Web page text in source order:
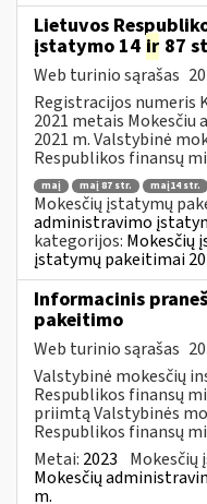
Lietuvos
įstatymo 14 ir 87
Web turinio sąrašas
Registracijos numeris
2021 metais
2021 m. Valstybinė
Respublikos finansų
maį maį 87 str. maį14 str.
Mokesčių įstatymų
administravimo
kategorijos: Mokesčių
įstatymų pakeitimai
Informacinis
pakeitimo
Web turinio sąrašas
Valstybinė mokesčių
Respublikos finansų
priimtą Valstybinės
Respublikos finansų
Metai: 2023
Mokesčių
m.